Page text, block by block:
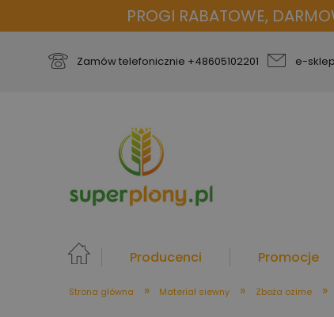
PROGI RABATOWE,
Zamów telefonicznie +48605102201 e-
Producenci Promocje
więcej
Strona główna » Materiał siewny » Zboża ozime »